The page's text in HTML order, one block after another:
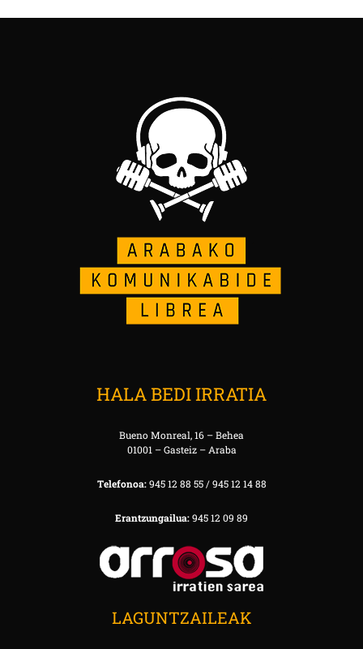
HALA BEDI IRRATIA
Bueno Monreal, 16 – Behea
01001 – Gasteiz – Araba
Telefonoa:945 12 88 55 / 945 12 14 88
Erantzungailua:945 12 09 89
LAGUNTZAILEAK